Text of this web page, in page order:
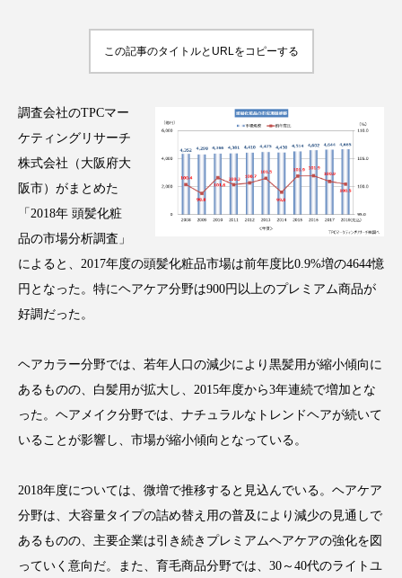
TAG LIST
AI B2B BeautyTech ChatGPT
Gemini SNS
TikTok アスタキサンチン
アスレジャーコスメ アレルギー アロマ
インナービューティーアワード2025受賞商品
ウェルビーイング エイジングケア
エクソソーム オーガニック オゾン
この記事のタイトルとURLをコピーする
調査会社のTPCマー
ケティングリサーチ
株式会社（大阪府大
阪市）がまとめた
「2018年 頭髪化粧
品の市場分析調査」
によると、2017年度の頭髪化粧品市場は前年度比0.9%増の4644憶
円となった。特にヘアケア分野は900円以上のプレミアム商品が
好調だった。
ヘアカラー分野では、若年人口の減少により黒髪用が縮小傾向に
あるものの、白髪用が拡大し、2015年度から3年連続で増加とな
った。ヘアメイク分野では、ナチュラルなトレンドヘアが続いて
いることが影響し、市場が縮小傾向となっている。
2018年度については、微増で推移すると見込んでいる。ヘアケア
分野は、大容量タイプの詰め替え用の普及により減少の見通しで
あるものの、主要企業は引き続きプレミアムヘアケアの強化を図
っていく意向だ。また、育毛商品分野では、30～40代のライトユ